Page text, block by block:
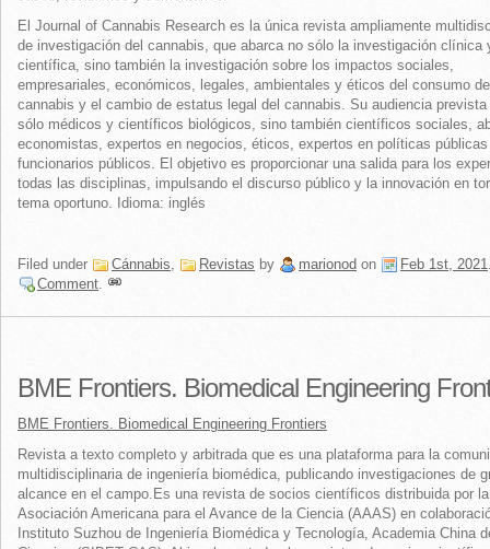
El Journal of Cannabis Research es la única revista ampliamente
de investigación del cannabis, que abarca no sólo la investigación clínica
científica, sino también la investigación sobre los impactos sociales,
empresariales, económicos, legales, ambientales y éticos del consumo de
cannabis y el cambio de estatus legal del cannabis. Su audiencia
sólo médicos y científicos biológicos, sino también científicos sociales,
economistas, expertos en negocios, éticos, expertos en políticas
funcionarios públicos. El objetivo es proporcionar una salida para los
todas las disciplinas, impulsando el discurso público y la innovación en
tema oportuno. Idioma: inglés
Filed under Cánnabis, Revistas by marionod on Feb 1st, 2021
Comment.
BME Frontiers. Biomedical Engineering
BME Frontiers. Biomedical Engineering Frontiers
Revista a texto completo y arbitrada que es una plataforma para la
multidisciplinaria de ingeniería biomédica, publicando investigaciones de
alcance en el campo.Es una revista de socios científicos distribuida por la
Asociación Americana para el Avance de la Ciencia (AAAS) en
Instituto Suzhou de Ingeniería Biomédica y Tecnología, Academia China